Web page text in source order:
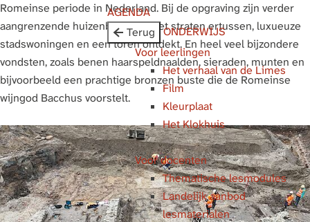
AGENDA
Terug
ONDERWIJS
Voor leerlingen
Het verhaal van de Limes
Film
Kleurplaat
Het Klokhuis
Voor docenten
Thematische lesmodules
Landelijk aanbod
lesmaterialen
Romeinse periode in Nederland. Bij de opgraving zijn verder
aangrenzende huizenblokken, met straten ertussen, luxueuze
stadswoningen en een toren ontdekt. En heel veel bijzondere
vondsten, zoals benen haarspeldnaalden, sieraden, munten en
bijvoorbeeld een prachtige bronzen buste die de Romeinse
wijngod Bacchus voorstelt.